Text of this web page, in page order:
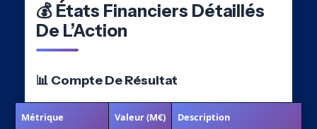
💰 États Financiers Détaillés
De L’Action
📊 Compte De Résultat
Métrique Valeur (M€) Description